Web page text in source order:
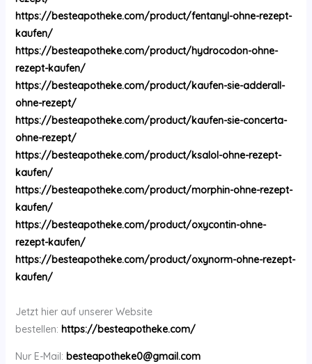
https://besteapotheke.com/product/fentanyl-ohne-rezept-
kaufen/
https://besteapotheke.com/product/hydrocodon-ohne-
rezept-kaufen/
https://besteapotheke.com/product/kaufen-sie-adderall-
ohne-rezept/
https://besteapotheke.com/product/kaufen-sie-concerta-
ohne-rezept/
https://besteapotheke.com/product/ksalol-ohne-rezept-
kaufen/
https://besteapotheke.com/product/morphin-ohne-rezept-
kaufen/
https://besteapotheke.com/product/oxycontin-ohne-
rezept-kaufen/
https://besteapotheke.com/product/oxynorm-ohne-rezept-
kaufen/
Jetzt hier auf unserer Website
bestellen: https://besteapotheke.com/
Nur E-Mail: besteapotheke0@gmail.com